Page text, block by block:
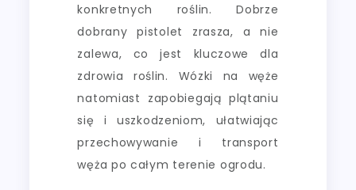
konkretnych roślin. Dobrze
dobrany pistolet zrasza, a nie
zalewa, co jest kluczowe dla
zdrowia roślin. Wózki na węże
natomiast zapobiegają plątaniu
się i uszkodzeniom, ułatwiając
przechowywanie i transport
węża po całym terenie ogrodu.